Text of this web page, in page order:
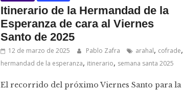
Itinerario de la Hermandad de la
Esperanza de cara al Viernes
Santo de 2025
12 de marzo de 2025 Pablo Zafra arahal, cofrade,
hermandad de la esperanza, itinerario, semana santa 2025
El recorrido del próximo Viernes Santo para la